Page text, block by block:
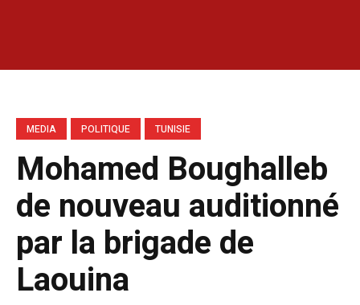
MEDIA POLITIQUE TUNISIE
Mohamed Boughalleb
de nouveau auditionné
par la brigade de
Laouina